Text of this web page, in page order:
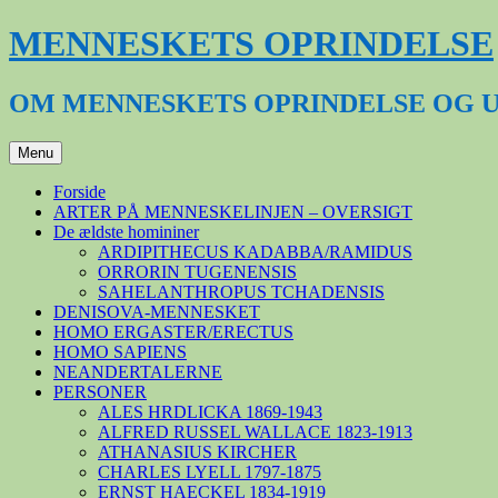
Hop
til
MENNESKETS OPRINDELSE
OM MENNESKETS OPRINDELSE OG
Menu
Forside
ARTER PÅ MENNESKELINJEN – OVERSIGT
De ældste homininer
ARDIPITHECUS KADABBA/RAMIDUS
ORRORIN TUGENENSIS
SAHELANTHROPUS TCHADENSIS
DENISOVA-MENNESKET
HOMO ERGASTER/ERECTUS
HOMO SAPIENS
NEANDERTALERNE
PERSONER
ALES HRDLICKA 1869-1943
ALFRED RUSSEL WALLACE 1823-1913
ATHANASIUS KIRCHER
CHARLES LYELL 1797-1875
ERNST HAECKEL 1834-1919